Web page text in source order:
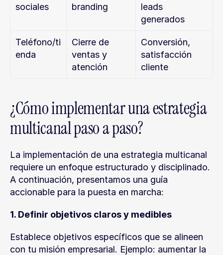
sociales
branding
leads
generados
Teléfono/ti
enda
Cierre de
ventas y
atención
Conversión,
satisfacción
cliente
¿Cómo implementar una estrategia
multicanal paso a paso?
La implementación de una estrategia multicanal
requiere un enfoque estructurado y disciplinado.
A continuación, presentamos una guía
accionable para la puesta en marcha:
1. Definir objetivos claros y medibles
Establece objetivos específicos que se alineen
con tu misión empresarial. Ejemplo: aumentar la